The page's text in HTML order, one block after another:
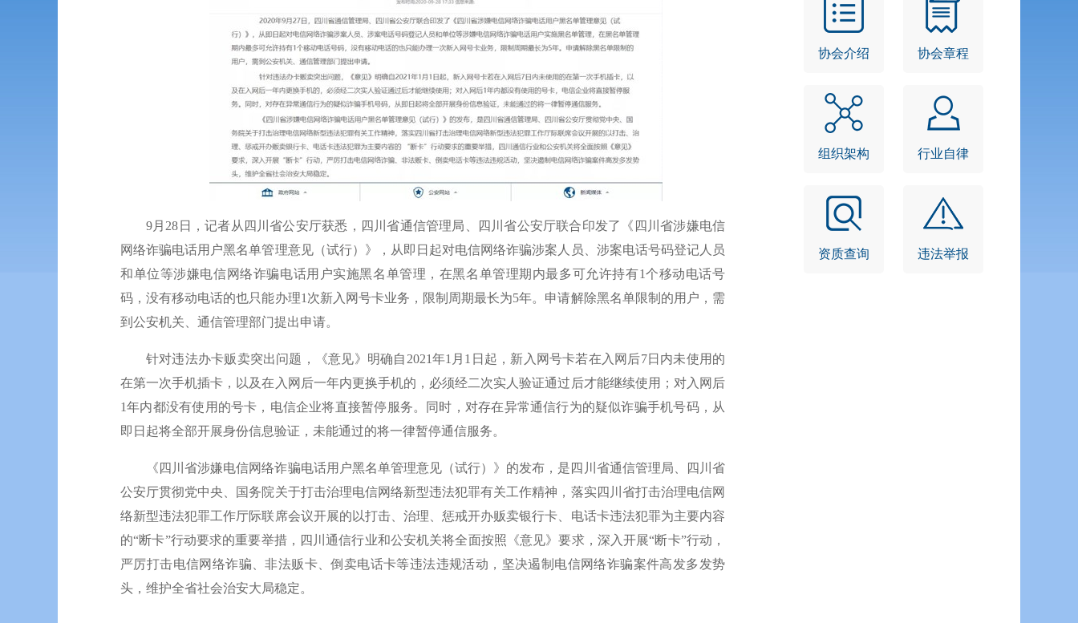
9月28日，记者从四川省公安厅获悉，四川省通信管理局、四川省公安厅联合印发了《四川省涉嫌电信
网络诈骗电话用户黑名单管理意见（试行）》，从即日起对电信网络诈骗涉案人员、涉案电话号码登记人员
和单位等涉嫌电信网络诈骗电话用户实施黑名单管理，在黑名单管理期内最多可允许持有1个移动电话号
码，没有移动电话的也只能办理1次新入网号卡业务，限制周期最长为5年。申请解除黑名单限制的用户，需
到公安机关、通信管理部门提出申请。
针对违法办卡贩卖突出问题，《意见》明确自2021年1月1日起，新入网号卡若在入网后7日内未使用的
在第一次手机插卡，以及在入网后一年内更换手机的，必须经二次实人验证通过后才能继续使用；对入网后
1年内都没有使用的号卡，电信企业将直接暂停服务。同时，对存在异常通信行为的疑似诈骗手机号码，从
即日起将全部开展身份信息验证，未能通过的将一律暂停通信服务。
《四川省涉嫌电信网络诈骗电话用户黑名单管理意见（试行）》的发布，是四川省通信管理局、四川省
公安厅贯彻党中央、国务院关于打击治理电信网络新型违法犯罪有关工作精神，落实四川省打击治理电信网
络新型违法犯罪工作厅际联席会议开展的以打击、治理、惩戒开办贩卖银行卡、电话卡违法犯罪为主要内容
的“断卡”行动要求的重要举措，四川通信行业和公安机关将全面按照《意见》要求，深入开展“断卡”行动，
严厉打击电信网络诈骗、非法贩卡、倒卖电话卡等违法违规活动，坚决遏制电信网络诈骗案件高发多发势
头，维护全省社会治安大局稳定。
协会介绍 协会章程
组织架构 行业自律
资质查询 违法举报